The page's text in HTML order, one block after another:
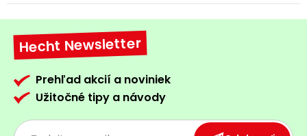
Hecht Newsletter
Prehľad akcií a noviniek
Užitočné tipy a návody